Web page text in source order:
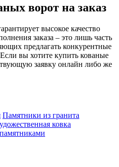
ворот на заказ
высокое качество
заказа – это лишь часть
предлагать конкурентные
вы хотите купить кованые
заявку онлайн либо же
Памятники из гранита
ковка